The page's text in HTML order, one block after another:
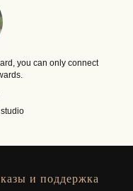
you can only connect
и поддержка